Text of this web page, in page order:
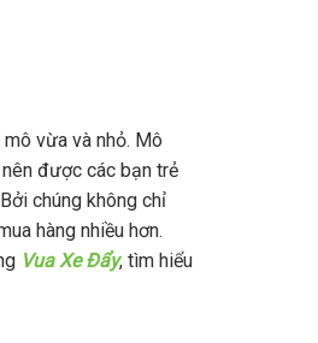
vừa và nhỏ. Mô
được các bạn trẻ
chúng không chỉ
hàng nhiều hơn.
Vua Xe Đẩy, tìm hiểu